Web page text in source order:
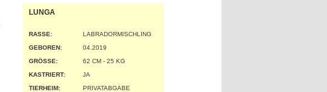
LUNGA
RASSE:
LABRADORMISCHLING
GEBOREN:
04.2019
GRÖSSE:
62 CM - 25 KG
KASTRIERT:
JA
TIERHEIM:
PRIVATABGABE